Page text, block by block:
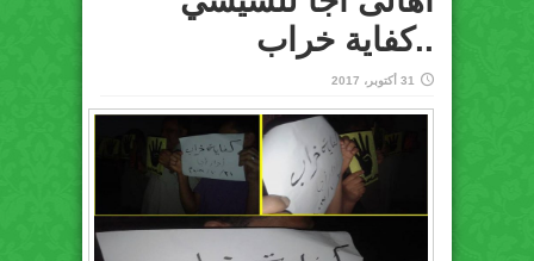
..كفاية خراب
31 أكتوبر، 2017